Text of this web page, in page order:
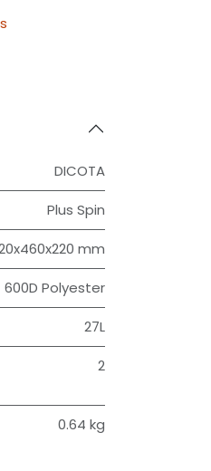
DICOTA
Plus Spin
mm
600D Polyester
27L
2
0.64 kg